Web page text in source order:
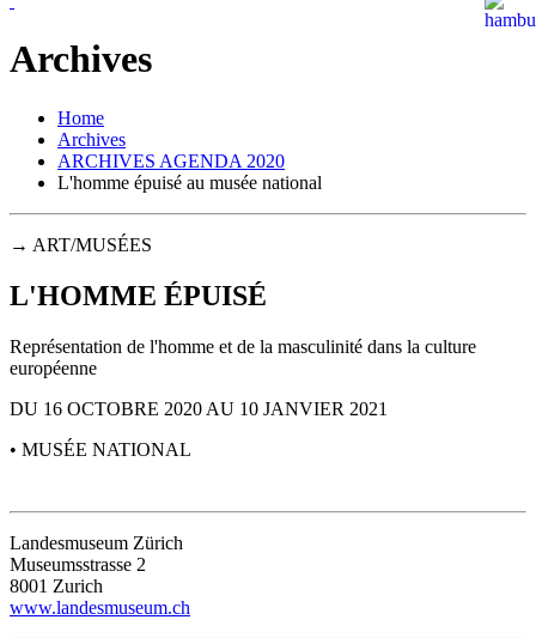
Archives
Home
Archives
ARCHIVES AGENDA 2020
L'homme épuisé au musée national
→ ART/MUSÉES
L'HOMME ÉPUISÉ
Représentation de l'homme et de la masculinité dans la culture
européenne
DU 16 OCTOBRE 2020 AU 10 JANVIER 2021
• MUSÉE NATIONAL
Landesmuseum Zürich
Museumsstrasse 2
8001 Zurich
www.landesmuseum.ch